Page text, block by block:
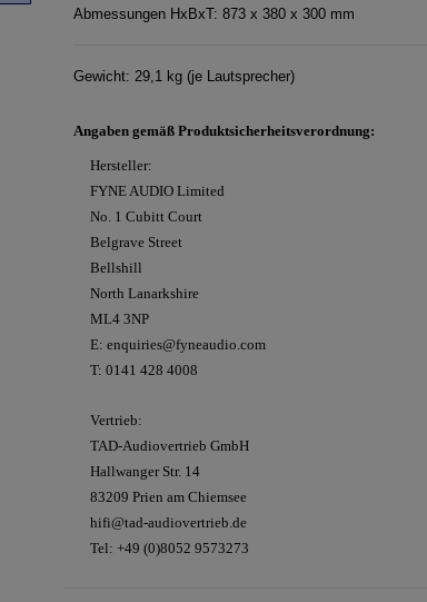
Abmessungen HxBxT: 873 x 380 x 300 mm
Gewicht: 29,1 kg (je Lautsprecher)
Angaben gemäß Produktsicherheitsverordnung:
Hersteller:
FYNE AUDIO Limited
No. 1 Cubitt Court
Belgrave Street
Bellshill
North Lanarkshire
ML4 3NP
E: enquiries@fyneaudio.com
T: 0141 428 4008
Vertrieb:
TAD-Audiovertrieb GmbH
Hallwanger Str. 14
83209 Prien am Chiemsee
hifi@tad-audiovertrieb.de
Tel: +49 (0)8052 9573273